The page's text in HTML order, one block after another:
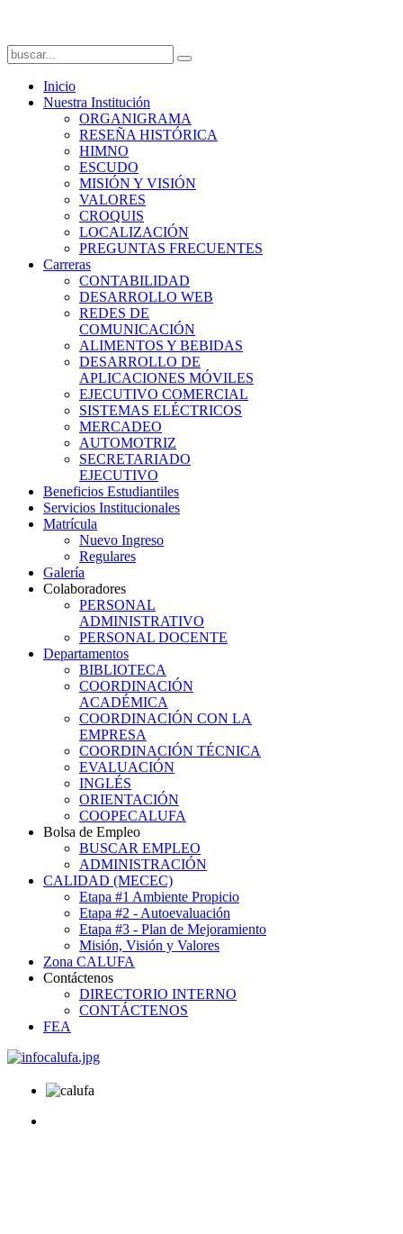
Inicio
Nuestra Institución
ORGANIGRAMA
RESEÑA HISTÓRICA
HIMNO
ESCUDO
MISIÓN Y VISIÓN
VALORES
CROQUIS
LOCALIZACIÓN
PREGUNTAS FRECUENTES
Carreras
CONTABILIDAD
DESARROLLO WEB
REDES DE
COMUNICACIÓN
ALIMENTOS Y BEBIDAS
DESARROLLO DE
APLICACIONES MÓVILES
EJECUTIVO COMERCIAL
SISTEMAS ELÉCTRICOS
MERCADEO
AUTOMOTRIZ
SECRETARIADO
EJECUTIVO
Beneficios Estudiantiles
Servicios Institucionales
Matrícula
Nuevo Ingreso
Regulares
Galería
Colaboradores
PERSONAL
ADMINISTRATIVO
PERSONAL DOCENTE
Departamentos
BIBLIOTECA
COORDINACIÓN
ACADÉMICA
COORDINACIÓN CON LA
EMPRESA
COORDINACIÓN TÉCNICA
EVALUACIÓN
INGLÉS
ORIENTACIÓN
COOPECALUFA
Bolsa de Empleo
BUSCAR EMPLEO
ADMINISTRACIÓN
CALIDAD (MECEC)
Etapa #1 Ambiente Propicio
Etapa #2 - Autoevaluación
Etapa #3 - Plan de Mejoramiento
Misión, Visión y Valores
Zona CALUFA
Contáctenos
DIRECTORIO INTERNO
CONTÁCTENOS
FEA